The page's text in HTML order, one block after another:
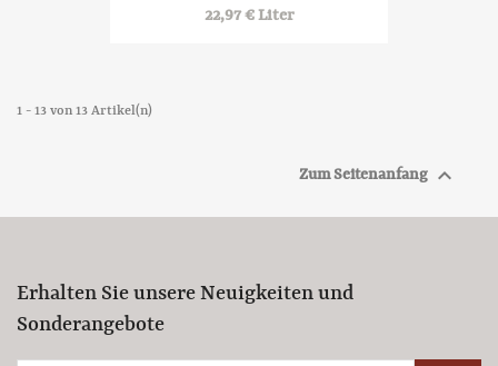
22,97 € Liter
1 - 13 von 13 Artikel(n)
Zum Seitenanfang 
Erhalten Sie unsere Neuigkeiten und
Sonderangebote